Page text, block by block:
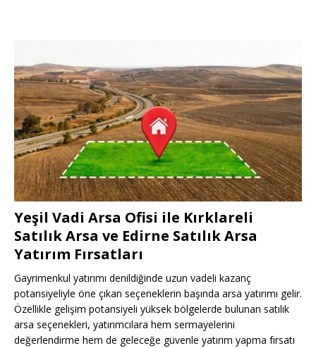
Yeşil Vadi Arsa Ofisi ile Kırklareli
Satılık Arsa ve Edirne Satılık Arsa
Yatırım Fırsatları
Gayrimenkul yatırımı denildiğinde uzun vadeli kazanç
potansiyeliyle öne çıkan seçeneklerin başında arsa yatırımı gelir.
Özellikle gelişim potansiyeli yüksek bölgelerde bulunan satılık
arsa seçenekleri, yatırımcılara hem sermayelerini
değerlendirme hem de geleceğe güvenle yatırım yapma fırsatı